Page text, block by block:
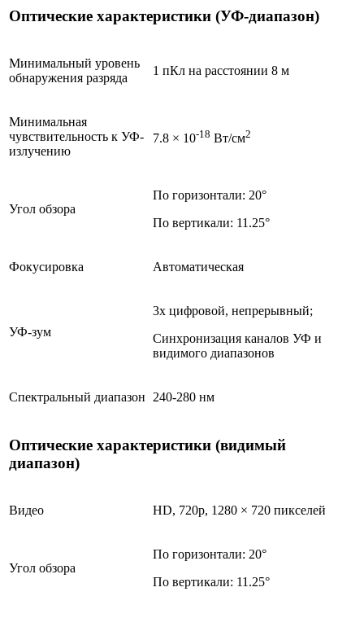
Оптические характеристики (УФ-диапазон)
Минимальный уровень
обнаружения разряда
1 пКл на расстоянии 8 м
Минимальная
чувствительность к УФ-
излучению
7.8 × 10-18 Вт/см2
Угол обзора
По горизонтали: 20°
По вертикали: 11.25°
Фокусировка Автоматическая
УФ-зум
3x цифровой, непрерывный;
Синхронизация каналов УФ и
видимого диапазонов
Спектральный диапазон 240-280 нм
Оптические характеристики (видимый
диапазон)
Видео HD, 720p, 1280 × 720 пикселей
Угол обзора
По горизонтали: 20°
По вертикали: 11.25°